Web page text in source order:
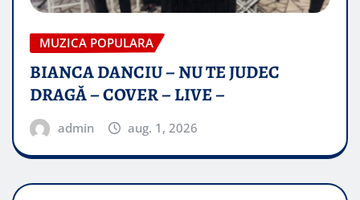
MUZICA POPULARA
BIANCA DANCIU – NU TE JUDEC
DRAGĂ – COVER – LIVE –
admin aug. 1, 2026